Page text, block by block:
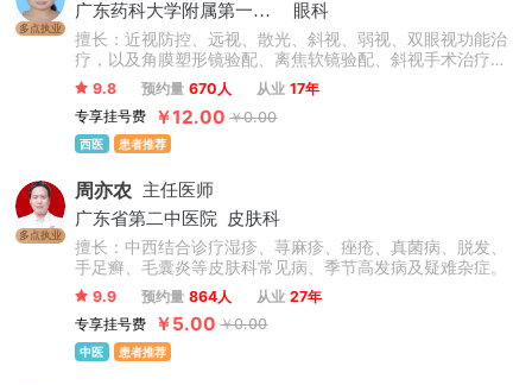
多点执业
广东药科大学附属第一医院
眼科
擅长：近视防控、远视、散光、斜视、弱视、双眼视功能治
疗，以及角膜塑形镜验配、离焦软镜验配、斜视手术治疗，
在早发性及进展性近视及高度近视防控方面有丰富的临床经
验。
9.8 预约量 670人 从业 17年
专享挂号费
￥12.00 ￥0.00
西医 患者推荐
多点执业
周亦农 主任医师
广东省第二中医院
皮肤科
擅长：中西结合诊疗湿疹、荨麻疹、痤疮、真菌病、脱发、
手足癣、毛囊炎等皮肤科常见病、季节高发病及疑难杂症。
9.9 预约量 864人 从业 27年
专享挂号费
￥5.00 ￥0.00
中医 患者推荐